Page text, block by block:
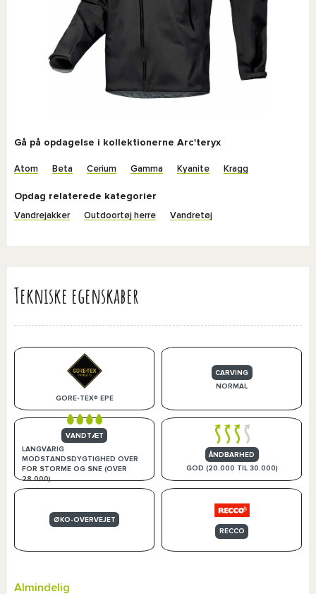
Gå på opdagelse i kollektionerne Arc'teryx
Atom Beta Cerium Gamma Kyanite Kragg
Opdag relaterede kategorier
Vandrejakker Outdoortøj herre Vandretøj
Tekniske egenskaber
GORE-TEX® EPE
CARVING
NORMAL
VANDTÆT
LANGVARIG
MODSTANDSDYGTIGHED OVER
FOR STORME OG SNE (OVER
28.000)
ÅNDBARHED
GOD (20.000 TIL 30.000)
ØKO-OVERVEJET
RECCO
Almindelig